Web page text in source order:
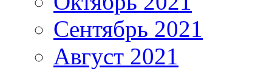
Сентябрь 2021
Август 2021